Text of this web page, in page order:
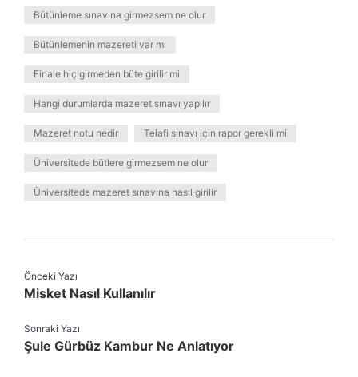
Bütünleme sınavına girmezsem ne olur
Bütünlemenin mazereti var mı
Finale hiç girmeden büte girilir mi
Hangi durumlarda mazeret sınavı yapılır
Mazeret notu nedir Telafi sınavı için rapor gerekli mi
Üniversitede bütlere girmezsem ne olur
Üniversitede mazeret sınavına nasıl girilir
Önceki Yazı
Misket Nasıl Kullanılır
Sonraki Yazı
Şule Gürbüz Kambur Ne Anlatıyor